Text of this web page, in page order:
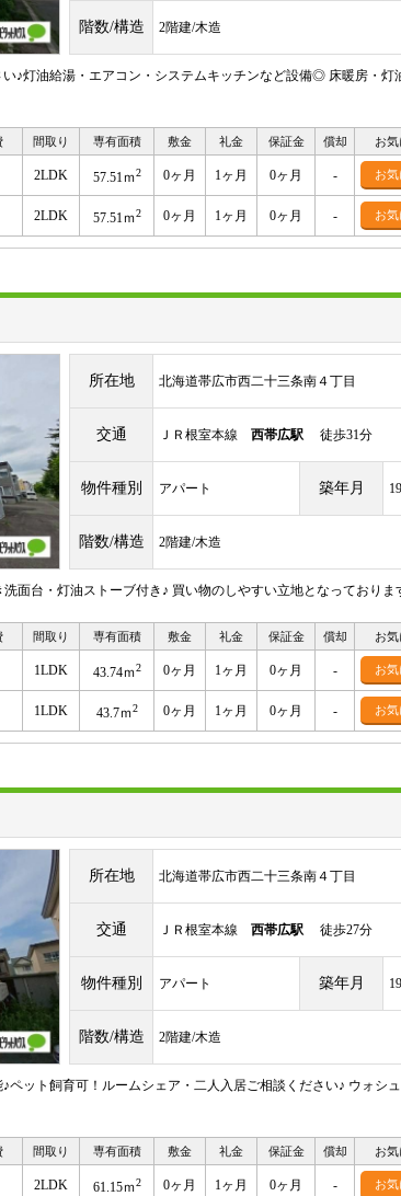
階数/構造 2階建/木造
♪灯油給湯・エアコン・システムキッチンなど設備◎ 床暖房・灯
間取り 専有面積 敷金 礼金 保証金 償却 お気
2LDK 57.51ｍ2 0ヶ月 1ヶ月 0ヶ月 - お気
2LDK 57.51ｍ2 0ヶ月 1ヶ月 0ヶ月 - お気
所在地 北海道帯広市西二十三条南４丁目
交通 ＪＲ根室本線 西帯広駅 徒歩31分
物件種別 アパート 築年月
階数/構造 2階建/木造
面台・灯油ストーブ付き♪ 買い物のしやすい立地となっておりま
間取り 専有面積 敷金 礼金 保証金 償却 お気
1LDK 43.74ｍ2 0ヶ月 1ヶ月 0ヶ月 - お気
1LDK 43.7ｍ2 0ヶ月 1ヶ月 0ヶ月 - お気
所在地 北海道帯広市西二十三条南４丁目
交通 ＪＲ根室本線 西帯広駅 徒歩27分
物件種別 アパート 築年月
階数/構造 2階建/木造
ペット飼育可！ルームシェア・二人入居ご相談ください♪ ウォシ
間取り 専有面積 敷金 礼金 保証金 償却 お気
2LDK 61.15ｍ2 0ヶ月 1ヶ月 0ヶ月 - お気